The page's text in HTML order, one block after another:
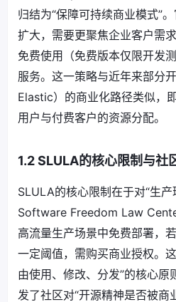
归结为“保障可持续商业模式”
扩大，需要更聚焦企业客户需
免费使用（免费版本仅限开发
服务。这一策略与近年来部分
Elastic）的商业化路径类似，
用户与付费客户的资源分配。
1.2 SLULA的核心限制与社
SLULA的核心限制在于对“生
Software Freedom Law
高流量生产场景中免费部署，
一定阈值，需购买商业授权。
由使用、修改、分发”的核心原
发了社区对“开源精神是否被商